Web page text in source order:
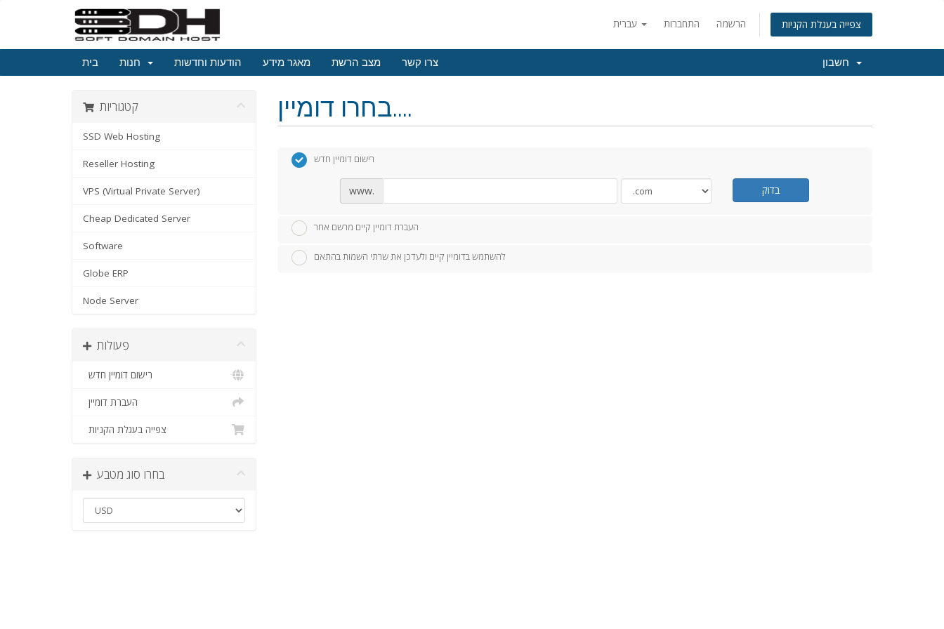
התחברות הרשמה צפייה בעגלת הקניות
בית הודעות וחדשות מאגר מידע מצב הרשת צרו קשר
בחרו דומיין.... קטגוריות
SSD Web Hosting
Reseller Hosting
VPS (Virtual Private Server)
Cheap Dedicated Server
Software
Globe ERP
Node Server
פעולות
רישום דומיין חדש
העברת דומיין
צפייה בעגלת הקניות
בחרו סוג מטבע
רישום דומיין חדש
www. בדוק
העברת דומיין קיים מרשם אחר
להשתמש בדומיין קיים ולעדכן את שרתי השמות בהתאם